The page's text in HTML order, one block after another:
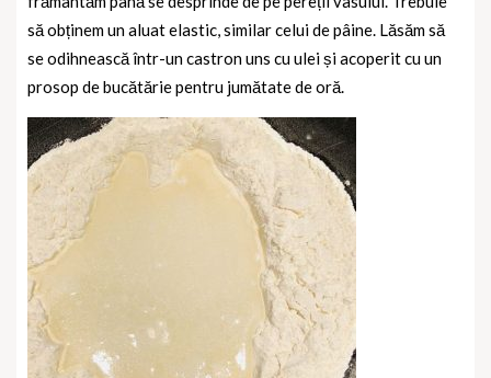
să obținem un aluat elastic, similar celui de pâine. Lăsăm să
se odihnească într-un castron uns cu ulei și acoperit cu un
prosop de bucătărie pentru jumătate de oră.